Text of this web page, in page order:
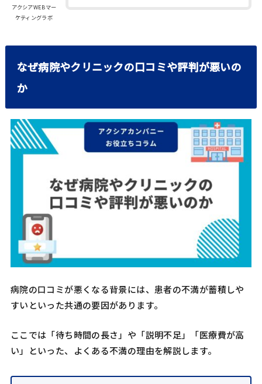
アクシアWEBマー
ケティングラボ
なぜ病院やクリニックの口コミや評判が悪いの
か
病院の口コミが悪くなる背景には、患者の不満が蓄積しや
すいといった共通の要因があります。
ここでは「待ち時間の長さ」や「説明不足」「医療費が高
い」といった、よくある不満の理由を解説します。